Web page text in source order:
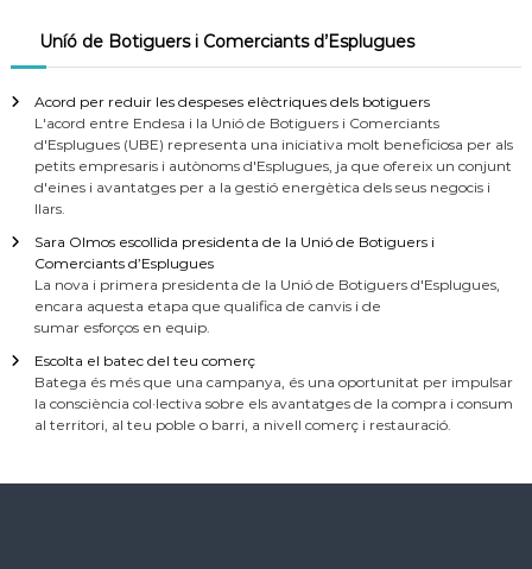
Uníó de Botiguers i Comerciants d’Esplugues
Acord per reduir les despeses elèctriques dels botiguers
L'acord entre Endesa i la Unió de Botiguers i Comerciants
d'Esplugues (UBE) representa una iniciativa molt beneficiosa per als
petits empresaris i autònoms d'Esplugues, ja que ofereix un conjunt
d'eines i avantatges per a la gestió energètica dels seus negocis i
llars.
Sara Olmos escollida presidenta de la Unió de Botiguers i
Comerciants d’Esplugues
La nova i primera presidenta de la Unió de Botiguers d'Esplugues,
encara aquesta etapa que qualifica de canvis i de
sumar esforços en equip.
Escolta el batec del teu comerç
Batega és més que una campanya, és una oportunitat per impulsar
la consciència col·lectiva sobre els avantatges de la compra i consum
al territori, al teu poble o barri, a nivell comerç i restauració.